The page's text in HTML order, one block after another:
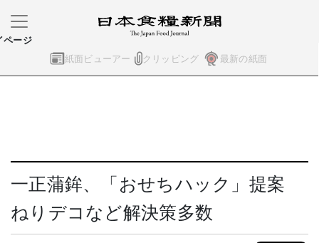
紙面ビューアー クリッピング 最新の紙面
ページ
一正蒲鉾、「おせちハック」提案
ねりデコなど解決策多数